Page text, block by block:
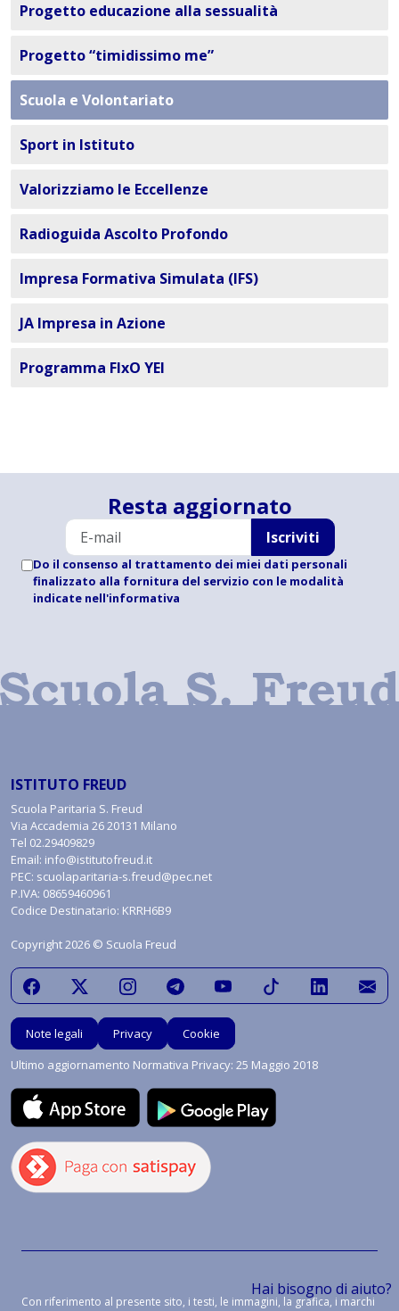
Progetto educazione alla sessualità
Progetto “timidissimo me”
Scuola e Volontariato
Sport in Istituto
Valorizziamo le Eccellenze
Radioguida Ascolto Profondo
Impresa Formativa Simulata (IFS)
JA Impresa in Azione
Programma FIxO YEI
Hai bisogno di aiuto?
Resta aggiornato
Iscriviti
Do il consenso al trattamento dei miei dati personali
finalizzato alla fornitura del servizio con le modalità
indicate nell'informativa
ISTITUTO FREUD
Scuola Paritaria S. Freud
Via Accademia 26 20131 Milano
Tel 02.29409829
Email: info@istitutofreud.it
PEC: scuolaparitaria-s.freud@pec.net
P.IVA: 08659460961
Codice Destinatario: KRRH6B9
Copyright 2026 © Scuola Freud
Note legali Privacy
Cookie
Ultimo aggiornamento Normativa Privacy: 25 Maggio 2018
Con riferimento al presente sito, i testi, le immagini, la grafica, i marchi